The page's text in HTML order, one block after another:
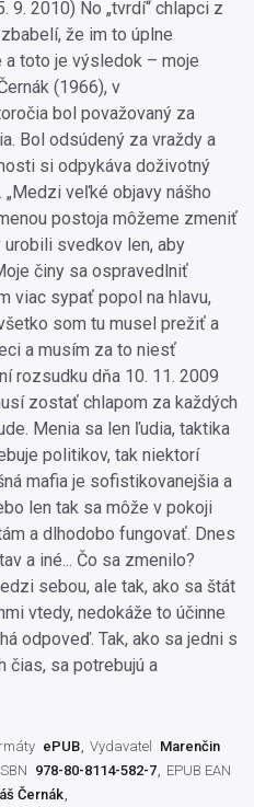
9. 2010) No „tvrdí“ chlapci z
že im to úplne
toto je výsledok – moje
(1966), v
bol považovaný za
Bol odsúdený za vraždy a
si odpykáva doživotný
veľké objavy nášho
postoja môžeme zmeniť
urobili svedkov len, aby
činy sa ospravedlniť
viac sypať popol na hlavu,
som tu musel prežiť a
a musím za to niesť
rozsudku dňa 10. 11. 2009
zostať chlapom za každých
Menia sa len ľudia, taktika
politikov, tak niektorí
mafia je sofistikovanejšia a
len tak sa môže v pokoji
a dlhodobo fungovať. Dnes
a iné... Čo sa zmenilo?
sebou, ale tak, ako sa štát
vtedy, nedokáže to účinne
odpoveď. Tak, ako sa jedni s
čias, sa potrebujú a
ePUB Vydavatel
Marenčin
978-80-8114-582-7
EPUB EAN
Černák